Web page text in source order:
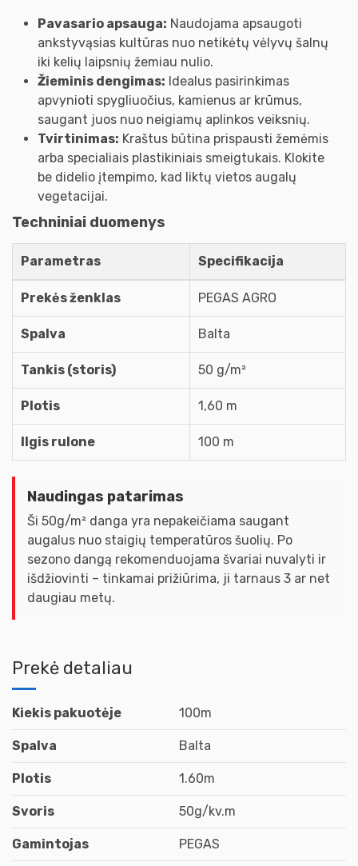
Pavasario apsauga: Naudojama apsaugoti
ankstyvąsias kultūras nuo netikėtų vėlyvų šalnų
iki kelių laipsnių žemiau nulio.
Žieminis dengimas: Idealus pasirinkimas
apvynioti spygliuočius, kamienus ar krūmus,
saugant juos nuo neigiamų aplinkos veiksnių.
Tvirtinimas: Kraštus būtina prispausti žemėmis
arba specialiais plastikiniais smeigtukais. Klokite
be didelio įtempimo, kad liktų vietos augalų
vegetacijai.
Techniniai duomenys
Parametras Specifikacija
Prekės ženklas PEGAS AGRO
Spalva Balta
Tankis (storis) 50 g/m²
Plotis 1,60 m
Ilgis rulone 100 m
Naudingas patarimas
Ši 50g/m² danga yra nepakeičiama saugant
augalus nuo staigių temperatūros šuolių. Po
sezono dangą rekomenduojama švariai nuvalyti ir
išdžiovinti – tinkamai prižiūrima, ji tarnaus 3 ar net
daugiau metų.
Prekė detaliau
Kiekis pakuotėje 100m
Spalva Balta
Plotis 1.60m
Svoris 50g/kv.m
Gamintojas PEGAS